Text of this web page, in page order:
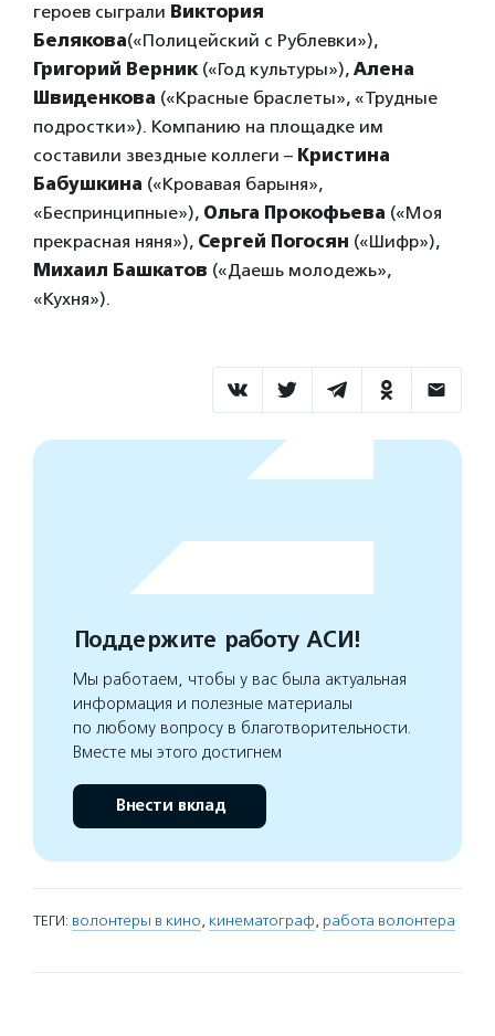
героев сыграли Виктория
Белякова(«Полицейский с Рублевки»),
Григорий Верник(«Год культуры»), Алена
Швиденкова («Красные браслеты», «Трудные
подростки»). Компанию на площадке им
составили звездные коллеги – Кристина
Бабушкина («Кровавая барыня»,
«Беспринципные»), Ольга Прокофьева («Моя
прекрасная няня»), Сергей Погосян («Шифр»),
Михаил Башкатов («Даешь молодежь»,
«Кухня»).
Поддержите работу АСИ!
Мы работаем, чтобы у вас была актуальная
информация и полезные материалы
по любому вопросу в благотворительности.
Вместе мы этого достигнем
Внести вклад
ТЕГИ: волонтеры в кино, кинематограф, работа волонтера